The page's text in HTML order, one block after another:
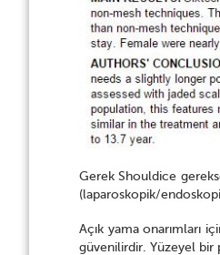
Gerek Shouldice
(laparoskopik/
Açık yama onarımları
güvenilirdir. Yüzeyel bir